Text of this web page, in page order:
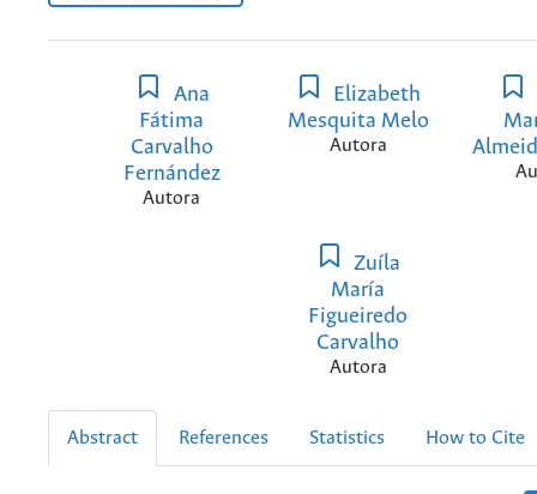
Ana
Fátima
Carvalho
Fernández
Autora
Elizabeth
Mesquita Melo
Autora
Zuíla
María
Figueiredo
Carvalho
Autora
Abstract References Statistics How to Cite